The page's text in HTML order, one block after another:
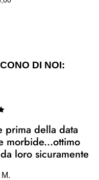
DI NOI:
prima della data
morbide...ottimo
loro sicuramente